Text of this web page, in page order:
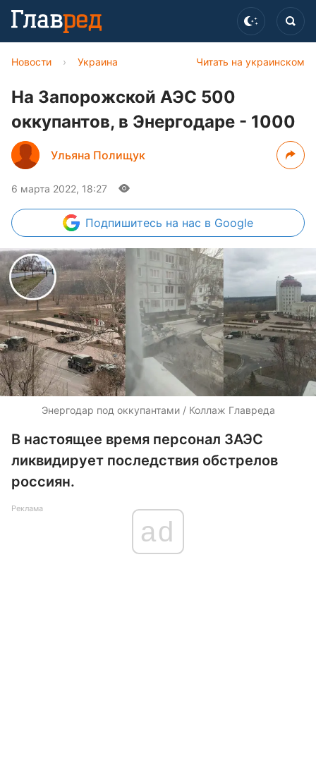
Читать на украинском
Новости › Украина
На Запорожской АЭС 500
оккупантов, в Энергодаре - 1000
Ульяна Полищук
6 марта 2022, 18:27
Подпишитесь на нас в Google
Энергодар под оккупантами / Коллаж Главреда
В настоящее время персонал ЗАЭС
ликвидирует последствия обстрелов
россиян.
Реклама
ad